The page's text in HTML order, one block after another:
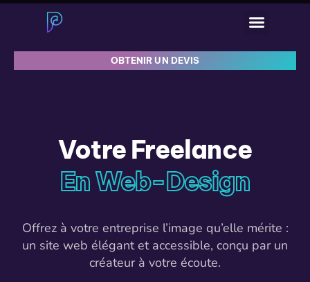
OBTENIR UN DEVIS
Votre Freelance
En Web-Design
Offrez à votre entreprise l’image qu’elle mérite :
un site web élégant et accessible, conçu par un
créateur à votre écoute.